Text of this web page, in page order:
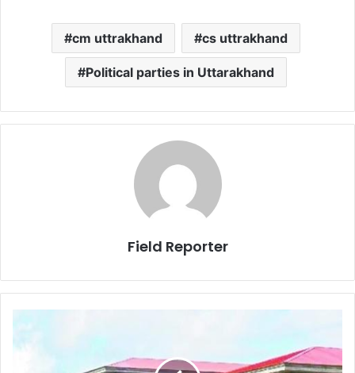
cm uttrakhand cs uttrakhand
Political parties in Uttarakhand
Field Reporter
दर्ज